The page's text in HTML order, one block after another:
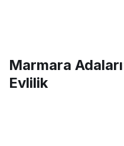
Marmara
Evlilik